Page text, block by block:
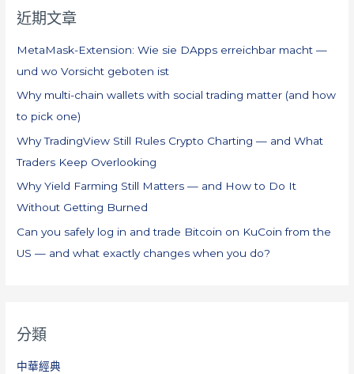
字
近期文章
MetaMask-Extension: Wie sie DApps erreichbar macht —
und wo Vorsicht geboten ist
Why multi-chain wallets with social trading matter (and how
to pick one)
Why TradingView Still Rules Crypto Charting — and What
Traders Keep Overlooking
Why Yield Farming Still Matters — and How to Do It
Without Getting Burned
Can you safely log in and trade Bitcoin on KuCoin from the
US — and what exactly changes when you do?
分類
中華經典